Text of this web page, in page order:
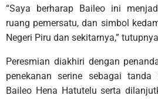
“Saya berharap Baileo ini
ruang pemersatu, dan simbol
Negeri Piru dan sekitarnya,” tutupnya
Peresmian diakhiri dengan
penekanan serine sebagai tanda
Baileo Hena Hatutelu serta